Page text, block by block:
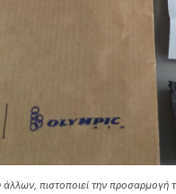
πιστοποιεί την